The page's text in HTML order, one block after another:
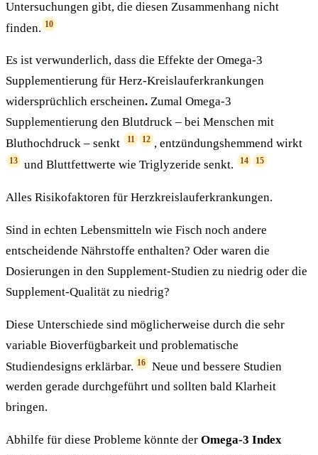
Untersuchungen gibt, die diesen Zusammenhang nicht
finden. 10
Es ist verwunderlich, dass die Effekte der Omega-3
Supplementierung für Herz-Kreislauferkrankungen
widersprüchlich erscheinen. Zumal Omega-3
Supplementierung den Blutdruck – bei Menschen mit
Bluthochdruck – senkt
11 12 , entzündungshemmend wirkt
13 und Bluttfettwerte wie Triglyzeride senkt. 14 15
Alles Risikofaktoren für Herzkreislauferkrankungen.
Sind in echten Lebensmitteln wie Fisch noch andere
entscheidende Nährstoffe enthalten? Oder waren die
Dosierungen in den Supplement-Studien zu niedrig oder die
Supplement-Qualität zu niedrig?
Diese Unterschiede sind möglicherweise durch die sehr
variable Bioverfügbarkeit und problematische
Studiendesigns erklärbar. 16
Neue und bessere Studien
werden gerade durchgeführt und sollten bald Klarheit
bringen.
Abhilfe für diese Probleme könnte der Omega-3 Index